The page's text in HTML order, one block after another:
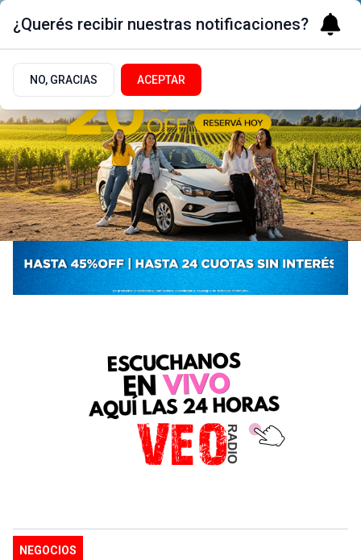
NEGOCIOS
¿Querés recibir nuestras notificaciones?
NO, GRACIAS ACEPTAR